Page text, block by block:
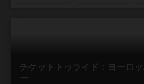
チケットトゥライド：ヨーロ
ー